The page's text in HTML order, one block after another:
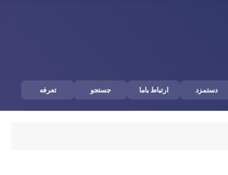
دستمزد ارتباط باما جستجو تعرفه